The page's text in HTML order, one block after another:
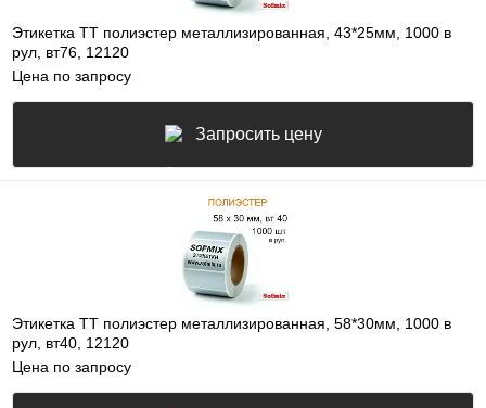
Этикетка ТТ полиэстер металлизированная, 43*25мм, 1000 в
рул, вт76, 12120
Цена по запросу
Запросить цену
Этикетка ТТ полиэстер металлизированная, 58*30мм, 1000 в
рул, вт40, 12120
Цена по запросу